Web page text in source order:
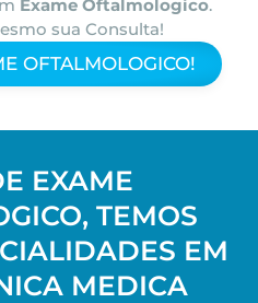
Exame Oftalmologico.
sua Consulta!
OFTALMOLOGICO!
EXAME
TEMOS
EM
MEDICA